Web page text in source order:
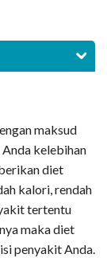
maksud
kelebihan
diet
kalori, rendah
tertentu
maka diet
penyakit Anda.